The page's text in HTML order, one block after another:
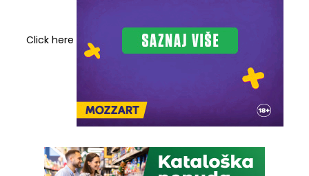
Click here